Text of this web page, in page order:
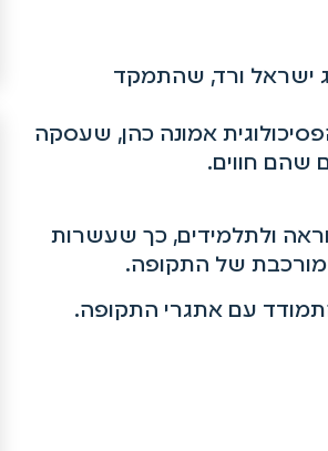
ישראל ורד, שהתמקד
אמונה כהן, שעסקה
שהם חווים.
ולתלמידים, כך שעשרות
המורכבת של התקופה.
עם אתגרי התקופה.